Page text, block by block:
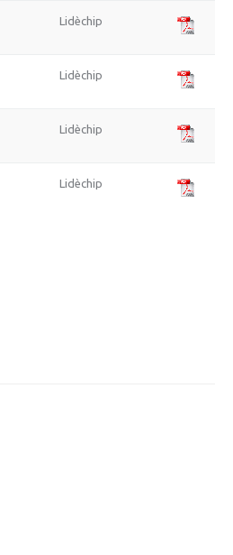
Lidèchip
Lidèchip
Lidèchip
Lidèchip